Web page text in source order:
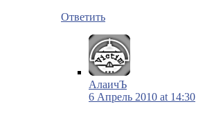
Ответить
АлаичЪ
6 Апрель 2010 at 14:30